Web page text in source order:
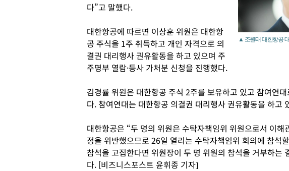
▲ 조원태 대한항공
다”고 말했다.
대한항공에 따르면 이상훈 위원은 대한항
공 주식을 1주 취득하고 개인 자격으로 의
결권 대리행사 권유활동을 하고 있으며 주
주명부 열람·등사 가처분 신청을 진행했다.
김경률 위원은 대한항공 주식 2주를 보유하고 있고 참여연
다. 참여연대는 대한항공 의결권 대리행사 권유활동을 하고
대한항공은 “두 명의 위원은 수탁자책임위 위원으로서 이해
정을 위반했으므로 26일 열리는 수탁자책임위 회의에 참석
참석을 고집한다면 위원장이 두 명 위원의 참석을 거부하는
다. [비즈니스포스트 윤휘종 기자]